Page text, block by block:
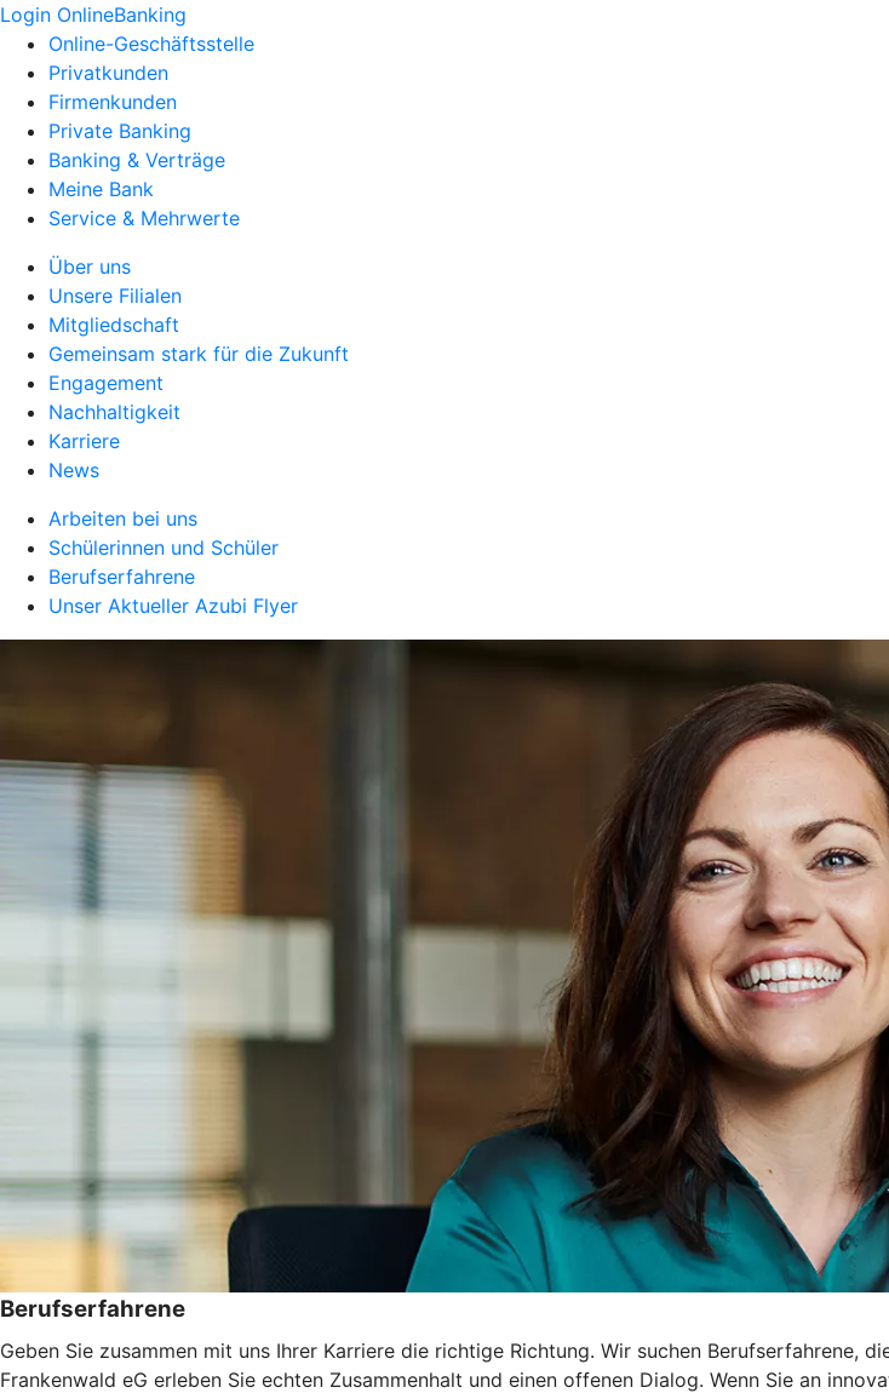
Login OnlineBanking
Online-Geschäftsstelle
Privatkunden
Firmenkunden
Private Banking
Banking & Verträge
Meine Bank
Service & Mehrwerte
Über uns
Unsere Filialen
Mitgliedschaft
Gemeinsam stark für die Zukunft
Engagement
Nachhaltigkeit
Karriere
News
Arbeiten bei uns
Schülerinnen und Schüler
Berufserfahrene
Unser Aktueller Azubi Flyer
Berufserfahrene
Geben Sie zusammen mit uns Ihrer Karriere die richtige Richtung. Wir suchen Berufserfahrene,
Frankenwald eG erleben Sie echten Zusammenhalt und einen offenen Dialog. Wenn Sie an